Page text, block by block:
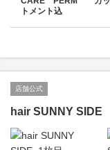
トメント込
店舗公式
hair SUNNY SIDE